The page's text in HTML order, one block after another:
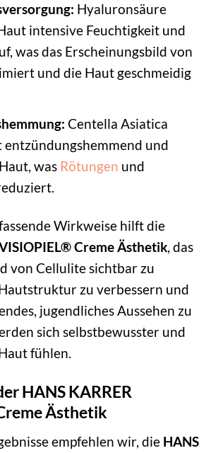
Hyaluronsäure
intensive Feuchtigkeit und
was das Erscheinungsbild von
und die Haut geschmeidig
Centella Asiatica
und
was Rötungen und
Wirkweise hilft die
Creme Ästhetik, das
von Cellulite sichtbar zu
zu verbessern und
jugendliches Aussehen zu
sich selbstbewusster und
fühlen.
HANS KARRER
Ästhetik
empfehlen wir, die HANS